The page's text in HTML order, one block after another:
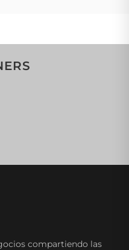
compartiendo las